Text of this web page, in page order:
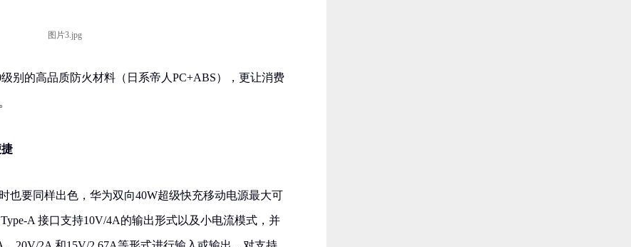
别的高品质防火材料（日系帝人PC+ABS），更让消费
也要同样出色，华为双向40W超级快充移动电源最大可
A 接口支持10V/4A的输出形式以及小电流模式，并